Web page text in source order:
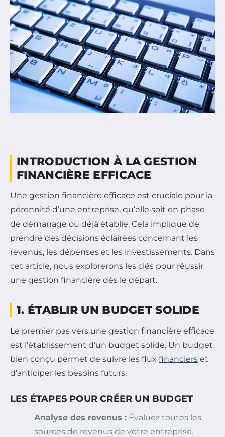
INTRODUCTION À LA GESTION
FINANCIÈRE EFFICACE
Une gestion financière efficace est cruciale pour la
pérennité d’une entreprise, qu’elle soit en phase
de démarrage ou déjà établie. Cela implique de
prendre des décisions éclairées concernant les
revenus, les dépenses et les investissements. Dans
cet article, nous explorerons les clés pour réussir
une gestion financière dès le départ.
1. ÉTABLIR UN BUDGET SOLIDE
Le premier pas vers une gestion financière efficace
est l’établissement d’un budget solide. Un budget
bien conçu permet de suivre les flux financiers et
d’anticiper les besoins futurs.
LES ÉTAPES POUR CRÉER UN BUDGET
Analyse des revenus : Évaluez toutes les
sources de revenus de votre entreprise.